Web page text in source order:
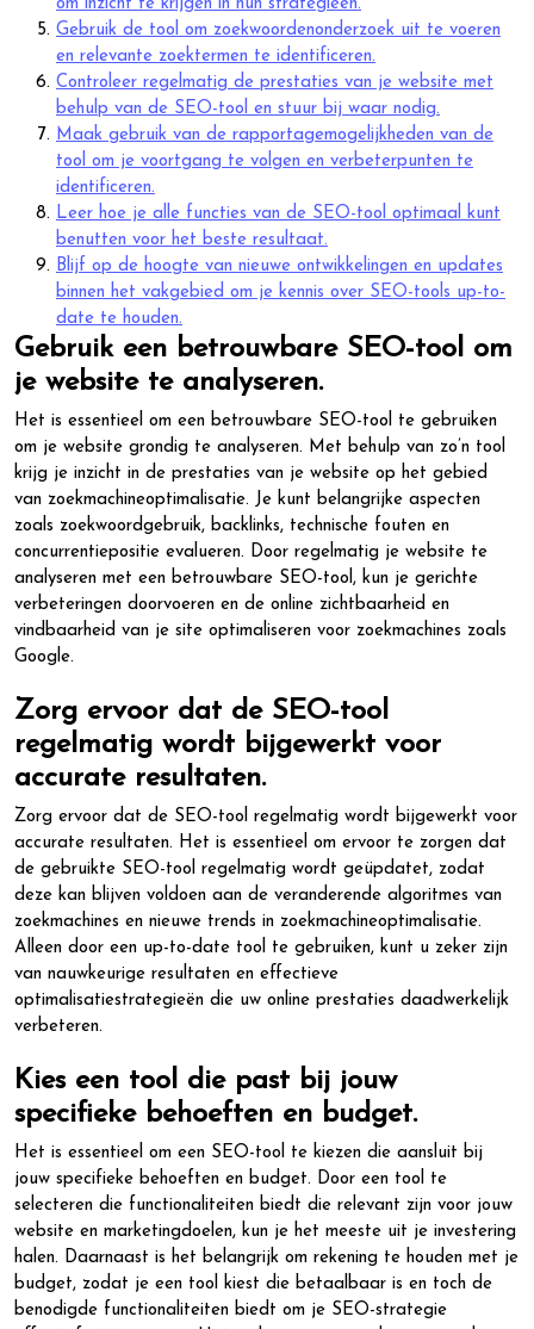
om inzicht te krijgen in hun strategieën.
Gebruik de tool om zoekwoordenonderzoek uit te voeren
en relevante zoektermen te identificeren.
Controleer regelmatig de prestaties van je website met
behulp van de SEO-tool en stuur bij waar nodig.
Maak gebruik van de rapportagemogelijkheden van de
tool om je voortgang te volgen en verbeterpunten te
identificeren.
Leer hoe je alle functies van de SEO-tool optimaal kunt
benutten voor het beste resultaat.
Blijf op de hoogte van nieuwe ontwikkelingen en updates
binnen het vakgebied om je kennis over SEO-tools up-to-
date te houden.
Gebruik een betrouwbare SEO-tool om
je website te analyseren.
Het is essentieel om een betrouwbare SEO-tool te gebruiken
om je website grondig te analyseren. Met behulp van zo’n tool
krijg je inzicht in de prestaties van je website op het gebied
van zoekmachineoptimalisatie. Je kunt belangrijke aspecten
zoals zoekwoordgebruik, backlinks, technische fouten en
concurrentiepositie evalueren. Door regelmatig je website te
analyseren met een betrouwbare SEO-tool, kun je gerichte
verbeteringen doorvoeren en de online zichtbaarheid en
vindbaarheid van je site optimaliseren voor zoekmachines zoals
Google.
Zorg ervoor dat de SEO-tool
regelmatig wordt bijgewerkt voor
accurate resultaten.
Zorg ervoor dat de SEO-tool regelmatig wordt bijgewerkt voor
accurate resultaten. Het is essentieel om ervoor te zorgen dat
de gebruikte SEO-tool regelmatig wordt geüpdatet, zodat
deze kan blijven voldoen aan de veranderende algoritmes van
zoekmachines en nieuwe trends in zoekmachineoptimalisatie.
Alleen door een up-to-date tool te gebruiken, kunt u zeker zijn
van nauwkeurige resultaten en effectieve
optimalisatiestrategieën die uw online prestaties daadwerkelijk
verbeteren.
Kies een tool die past bij jouw
specifieke behoeften en budget.
Het is essentieel om een SEO-tool te kiezen die aansluit bij
jouw specifieke behoeften en budget. Door een tool te
selecteren die functionaliteiten biedt die relevant zijn voor jouw
website en marketingdoelen, kun je het meeste uit je investering
halen. Daarnaast is het belangrijk om rekening te houden met je
budget, zodat je een tool kiest die betaalbaar is en toch de
benodigde functionaliteiten biedt om je SEO-strategie